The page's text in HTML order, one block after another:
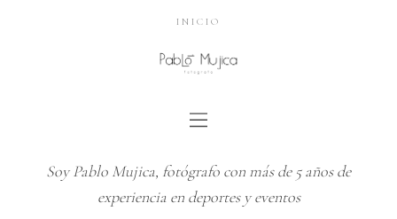
INICIO
Soy Pablo Mujica, fotógrafo con más de 5 años de
experiencia en deportes y eventos